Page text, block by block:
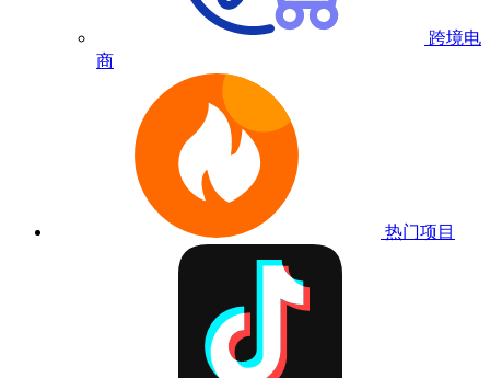
跨境电
商
热门项目